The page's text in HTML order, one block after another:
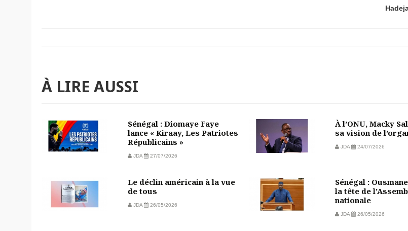
À LIRE AUSSI
Sénégal : Diomaye Faye
lance « Kiraay, Les Patriotes
Républicains »
JDA 27/07/2026
À l’ONU, Macky
sa vision de
JDA 24/07/2026
Le déclin américain à la vue
de tous
JDA 26/05/2026
Sénégal :
la tête de
nationale
JDA 26/05/2026